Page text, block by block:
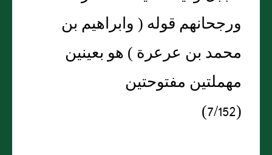
ورجحانهم قوله ( وابراهيم بن
محمد بن عرعرة ) هو بعينين
مهملتين مفتوحتين
(7/152)